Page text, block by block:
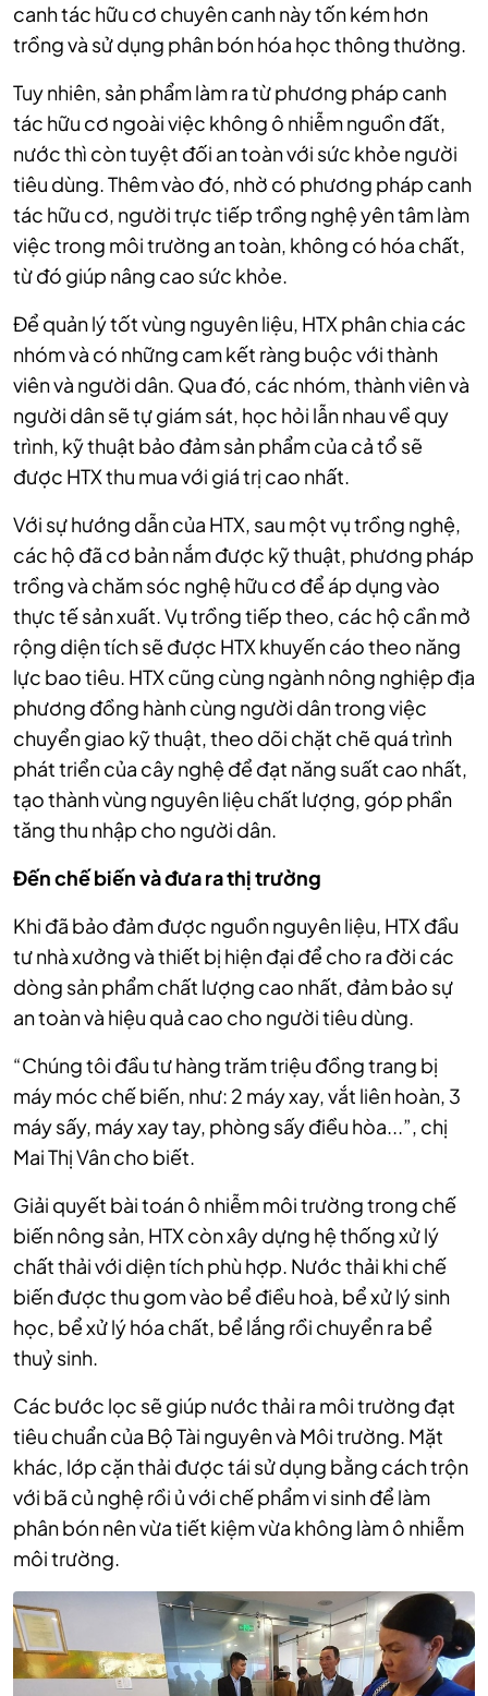
canh tác hữu cơ chuyên canh này tốn kém hơn
trồng và sử dụng phân bón hóa học thông thường.
Tuy nhiên, sản phẩm làm ra từ phương pháp canh
tác hữu cơ ngoài việc không ô nhiễm nguồn đất,
nước thì còn tuyệt đối an toàn với sức khỏe người
tiêu dùng. Thêm vào đó, nhờ có phương pháp canh
tác hữu cơ, người trực tiếp trồng nghệ yên tâm làm
việc trong môi trường an toàn, không có hóa chất,
từ đó giúp nâng cao sức khỏe.
Để quản lý tốt vùng nguyên liệu, HTX phân chia các
nhóm và có những cam kết ràng buộc với thành
viên và người dân. Qua đó, các nhóm, thành viên và
người dân sẽ tự giám sát, học hỏi lẫn nhau về quy
trình, kỹ thuật bảo đảm sản phẩm của cả tổ sẽ
được HTX thu mua với giá trị cao nhất.
Với sự hướng dẫn của HTX, sau một vụ trồng nghệ,
các hộ đã cơ bản nắm được kỹ thuật, phương pháp
trồng và chăm sóc nghệ hữu cơ để áp dụng vào
thực tế sản xuất. Vụ trồng tiếp theo, các hộ cần mở
rộng diện tích sẽ được HTX khuyến cáo theo năng
lực bao tiêu. HTX cũng cùng ngành nông nghiệp địa
phương đồng hành cùng người dân trong việc
chuyển giao kỹ thuật, theo dõi chặt chẽ quá trình
phát triển của cây nghệ để đạt năng suất cao nhất,
tạo thành vùng nguyên liệu chất lượng, góp phần
tăng thu nhập cho người dân.
Đến chế biến và đưa ra thị trường
Khi đã bảo đảm được nguồn nguyên liệu, HTX đầu
tư nhà xưởng và thiết bị hiện đại để cho ra đời các
dòng sản phẩm chất lượng cao nhất, đảm bảo sự
an toàn và hiệu quả cao cho người tiêu dùng.
“Chúng tôi đầu tư hàng trăm triệu đồng trang bị
máy móc chế biến, như: 2 máy xay, vắt liên hoàn, 3
máy sấy, máy xay tay, phòng sấy điều hòa...”, chị
Mai Thị Vân cho biết.
Giải quyết bài toán ô nhiễm môi trường trong chế
biến nông sản, HTX còn xây dựng hệ thống xử lý
chất thải với diện tích phù hợp. Nước thải khi chế
biến được thu gom vào bể điều hoà, bể xử lý sinh
học, bể xử lý hóa chất, bể lắng rồi chuyển ra bể
thuỷ sinh.
Các bước lọc sẽ giúp nước thải ra môi trường đạt
tiêu chuẩn của Bộ Tài nguyên và Môi trường. Mặt
khác, lớp cặn thải được tái sử dụng bằng cách trộn
với bã củ nghệ rồi ủ với chế phẩm vi sinh để làm
phân bón nên vừa tiết kiệm vừa không làm ô nhiễm
môi trường.